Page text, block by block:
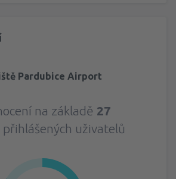
Pardubice Airport
na základě 27
přihlášených uživatelů